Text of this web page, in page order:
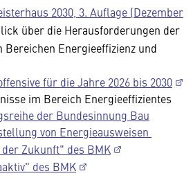
2030, 3. Auflage (Dezember
über die Herausforderungen der
Bereichen Energieeffizienz und
für die Jahre 2026 bis 2030
im Bereich Energieeffizientes
der Bundesinnung Bau
von Energieausweisen
Zukunft" des BMK
des BMK